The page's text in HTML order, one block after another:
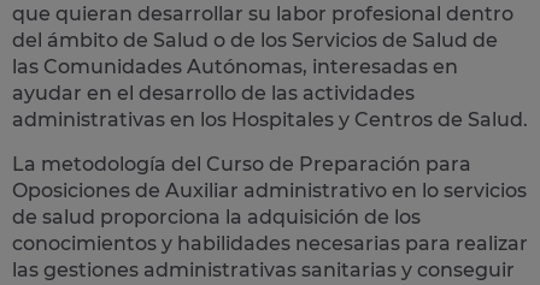
que quieran desarrollar su labor profesional dentro
del ámbito de Salud o de los Servicios de Salud de
las Comunidades Autónomas, interesadas en
ayudar en el desarrollo de las actividades
administrativas en los Hospitales y Centros de Salud.
La metodología del Curso de Preparación para
Oposiciones de Auxiliar administrativo en lo servicios
de salud proporciona la adquisición de los
conocimientos y habilidades necesarias para realizar
las gestiones administrativas sanitarias y conseguir